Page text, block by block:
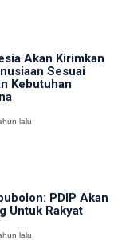
Akan Kirimkan
Sesuai
Kebutuhan
lalu
PDIP Akan
Untuk Rakyat
lalu